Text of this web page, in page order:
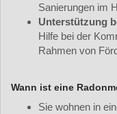
Sanierungen im
Unterstützung
Hilfe bei der
Rahmen von
Wann ist eine
Sie wohnen in